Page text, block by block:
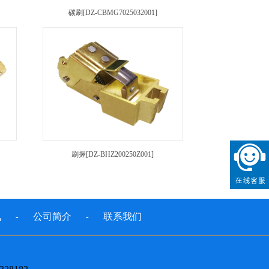
碳刷[DZ-CBMG7025032001]
刷握[DZ-BHZ200250Z001]
- 公司简介 - 联系我们